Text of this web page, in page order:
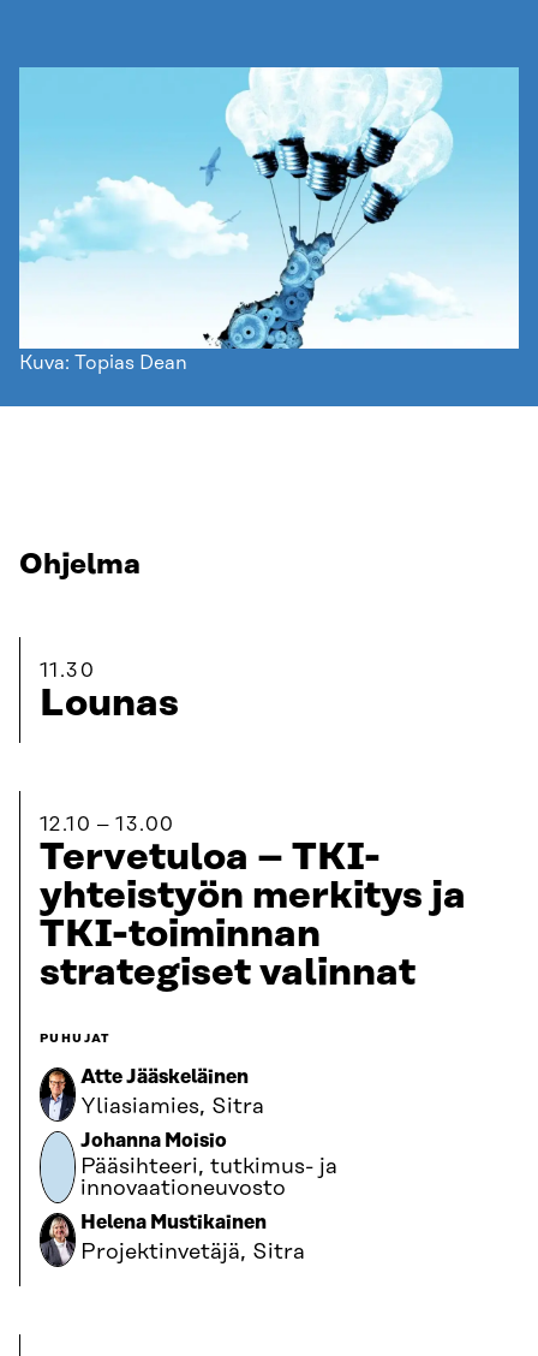
Kuva: Topias Dean
Ohjelma
11.30
Lounas
12.10 13.00
Tervetuloa – TKI-
yhteistyön merkitys ja
TKI-toiminnan
strategiset valinnat
PUHUJAT
Atte Jääskeläinen
Yliasiamies, Sitra
Johanna Moisio
Pääsihteeri, tutkimus- ja
innovaationeuvosto
Helena Mustikainen
Projektinvetäjä, Sitra